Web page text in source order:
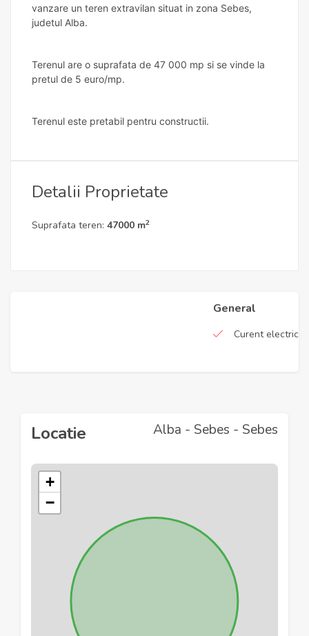
vanzare un teren extravilan situat in zona Sebes,
judetul Alba.
Terenul are o suprafata de 47 000 mp si se vinde la
pretul de 5 euro/mp.
Terenul este pretabil pentru constructii.
Detalii Proprietate
Suprafata teren: 47000 m2
General
Curent electric
Locatie Alba - Sebes - Sebes
+
−